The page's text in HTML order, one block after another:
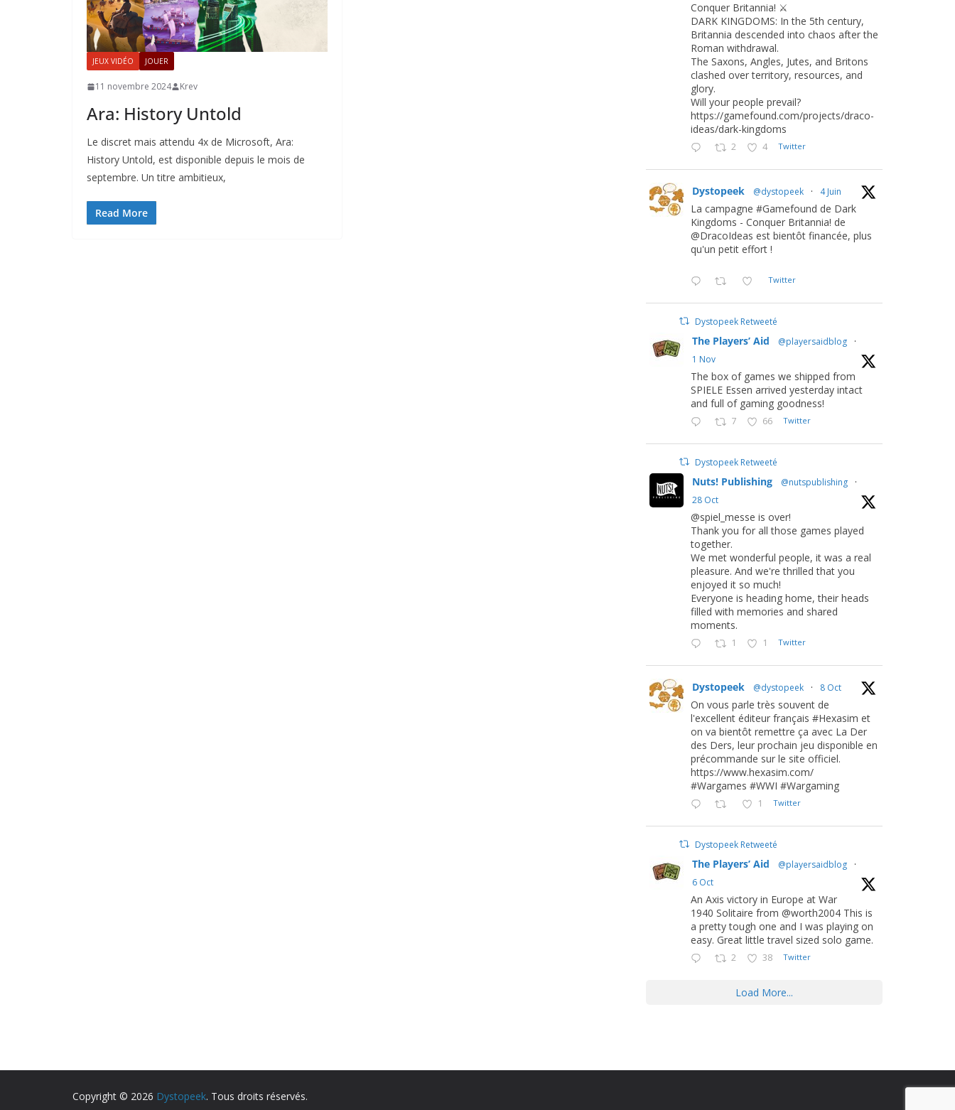
JEUX VIDÉO JOUER
11 novembre 2024 Krev
Ara: History Untold
Le discret mais attendu 4x de Microsoft, Ara:
History Untold, est disponible depuis le mois de
septembre. Un titre ambitieux,
Read More
Conquer Britannia! ⚔️
DARK KINGDOMS: In the 5th century,
Britannia descended into chaos after the
Roman withdrawal.
The Saxons, Angles, Jutes, and Britons
clashed over territory, resources, and
glory.
Will your people prevail?
https://gamefound.com/projects/draco-
ideas/dark-kingdoms
2 4 Twitter
Dystopeek @dystopeek · 4 Juin
La campagne #Gamefound de Dark
Kingdoms - Conquer Britannia! de
@DracoIdeas est bientôt financée, plus
qu'un petit effort !
Twitter
Dystopeek Retweeté
The Players’ Aid @playersaidblog
·
1 Nov
The box of games we shipped from
SPIELE Essen arrived yesterday intact
and full of gaming goodness!
7 66 Twitter
Dystopeek Retweeté
Nuts! Publishing @nutspublishing
·
28 Oct
@spiel_messe is over!
Thank you for all those games played
together.
We met wonderful people, it was a real
pleasure. And we're thrilled that you
enjoyed it so much!
Everyone is heading home, their heads
filled with memories and shared
moments.
1 1 Twitter
Dystopeek @dystopeek · 8 Oct
On vous parle très souvent de
l'excellent éditeur français #Hexasim et
on va bientôt remettre ça avec La Der
des Ders, leur prochain jeu disponible en
précommande sur le site officiel.
https://www.hexasim.com/
#Wargames #WWI #Wargaming
1 Twitter
Dystopeek Retweeté
The Players’ Aid @playersaidblog
·
6 Oct
An Axis victory in Europe at War
1940 Solitaire from @worth2004 This is
a pretty tough one and I was playing on
easy. Great little travel sized solo game.
2 38 Twitter
Load More...
Copyright © 2026 Dystopeek. Tous droits réservés.